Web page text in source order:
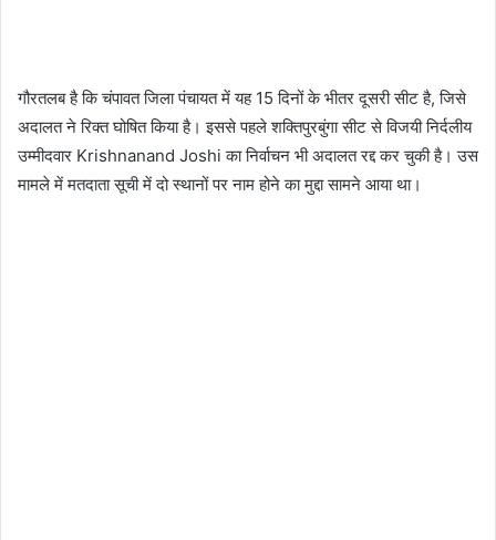
गौरतलब है कि चंपावत जिला पंचायत में यह 15 दिनों के भीतर दूसरी सीट है, जिसे
अदालत ने रिक्त घोषित किया है। इससे पहले शक्तिपुरबुंगा सीट से विजयी निर्दलीय
उम्मीदवार Krishnanand Joshi का निर्वाचन भी अदालत रद्द कर चुकी है। उस
मामले में मतदाता सूची में दो स्थानों पर नाम होने का मुद्दा सामने आया था।